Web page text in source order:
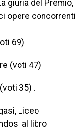
giuria del Premio,
opere concorrenti
69)
(voti 47)
35) .
Liceo
al libro